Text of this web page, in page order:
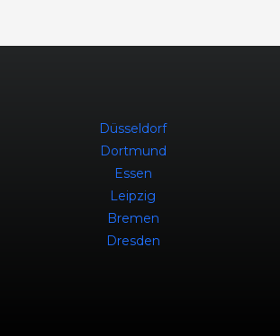
Düsseldorf
Dortmund
Essen
Leipzig
Bremen
Dresden